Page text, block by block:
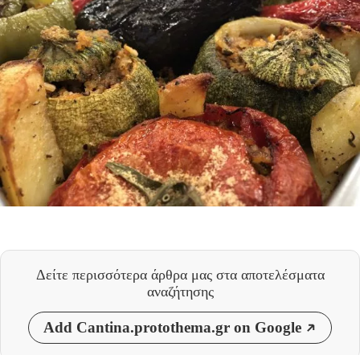
Δείτε περισσότερα άρθρα μας στα αποτελέσματα
αναζήτησης
Add Cantina.protothema.gr on Google